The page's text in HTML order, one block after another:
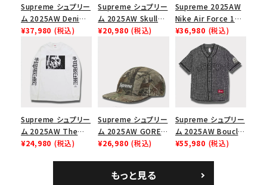
Supreme シュプリー
ム 2025AW Denim
Shoulder Bag デニ
ブラック
¥37,980 (税込)
Supreme シュプリー
ム 2025AW Skull
Tee スカル Tシャツ
¥20,980 (税込)
Supreme 2025AW
Nike Air Force 1
Low シュプリーム ナ
イキエアフォース１ス
ニーカー シューズ ブ
ラック
¥36,980 (税込)
Supreme シュプリー
ム 2025AW The
Exorcist Mother
¥24,980 (税込)
Supreme シュプリー
ム 2025AW GORE-
TEX Zip Pocket
キャンプ キャップ リ
¥26,980 (税込)
Supreme シュプリー
ム 2025AW Boucle
Baseball Jersey ブ
¥55,980 (税込)
もっと見る